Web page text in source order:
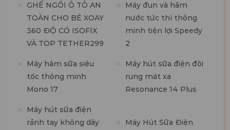
GHẾ NGỒI Ô TÔ AN
TOÀN CHO BÉ XOAY
360 ĐỘ CÓ ISOFIX
VÀ TOP TETHER299
Máy đun và hâm
nước tức thì thông
minh tiện lợi Speedy
2
Máy hâm sữa siêu
tốc thông minh
Mono 17
Máy hút sữa điện đôi
rung mát xa
Resonance 14 Plus
Máy hút sữa điện
rảnh tay không dây
Máy Hút Sữa Điện